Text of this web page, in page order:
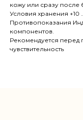
кожу или сразу после
Условия хранения +10
Противопоказания
компонентов.
Рекомендуется перед
чувствительность